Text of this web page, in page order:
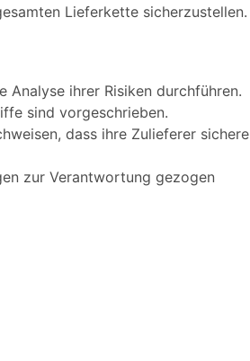
Lieferkette sicherzustellen.
Analyse ihrer Risiken durchführen.
sind vorgeschrieben.
dass ihre Zulieferer sichere
zur Verantwortung gezogen